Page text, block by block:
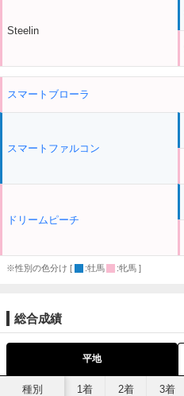
Steelin
スマートブローラ
スマートファルコン
ドリームピーチ
※性別の色分け [ :牡馬 :牝馬 ]
総合成績
平地
種別 1着 2着 3着